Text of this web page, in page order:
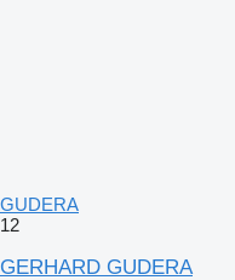
GUDERA
12
GERHARD GUDERA